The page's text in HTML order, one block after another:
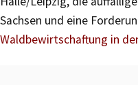
Sachsen und eine
Waldbewirtschaftung in